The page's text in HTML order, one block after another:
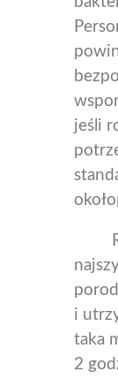
jeśli
i
taka
2